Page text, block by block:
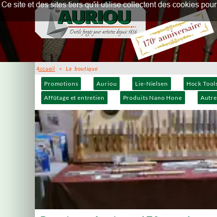
Promotions Auriou Lie-Nielsen Hock
Affûtage et entretien
Produits Nano Hone
Accueil > La boutique
Ce site et des sites tiers qu'il utilise collectent des cookies